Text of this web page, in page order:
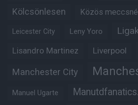
Kölcsönlesen Közös
Leicester City Leny Yoro
Lisandro Martinez Liverpool
Manchester City
Manuel Ugarte